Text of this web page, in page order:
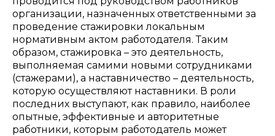
организации, назначенных ответственными за
проведение стажировки локальным
нормативным актом работодателя.Таким
образом, стажировка – это деятельность,
выполняемая самими новыми сотрудниками
(стажерами), а наставничество – деятельность,
которую осуществляют наставники. В роли
последних выступают, как правило, наиболее
опытные, эффективные и авторитетные
работники, которым работодатель может